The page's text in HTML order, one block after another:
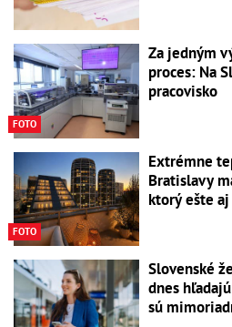
FOTO
Za jedným
proces: Na
pracovisko
FOTO
Extrémne
Bratislavy
ktorý ešte
Slovenské
dnes
sú